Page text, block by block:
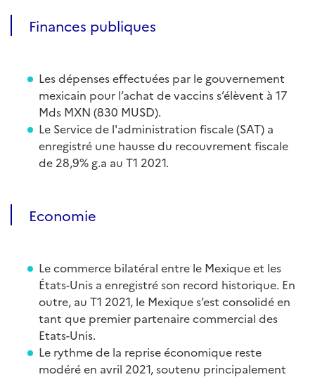
Finances publiques
Les dépenses effectuées par le gouvernement
mexicain pour l’achat de vaccins s’élèvent à 17
Mds MXN (830 MUSD).
Le Service de l'administration fiscale (SAT) a
enregistré une hausse du recouvrement fiscale
de 28,9% g.a au T1 2021.
Economie
Le commerce bilatéral entre le Mexique et les
États-Unis a enregistré son record historique. En
outre, au T1 2021, le Mexique s’est consolidé en
tant que premier partenaire commercial des
Etats-Unis.
Le rythme de la reprise économique reste
modéré en avril 2021, soutenu principalement